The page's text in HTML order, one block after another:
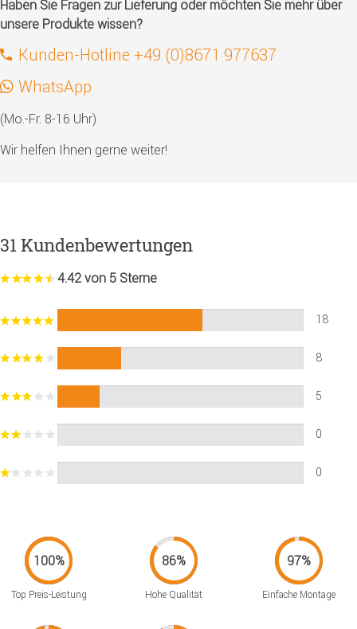
Haben Sie Fragen zur Lieferung oder möchten Sie mehr über
unsere Produkte wissen?
Kunden-Hotline +49 (0)8671 977637
WhatsApp
(Mo.-Fr. 8-16 Uhr)
Wir helfen Ihnen gerne weiter!
31 Kundenbewertungen
4.42 von 5 Sterne
18
8
5
0
0
Top Preis-Leistung Hohe Qualität Einfache Montage